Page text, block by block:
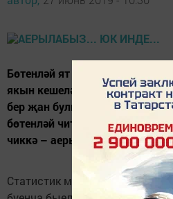
Бөтенләй ят ике йөрәкнең бер
якын кешеләргә әверелүе үзе
бер җан булып, бер-беренә
бөтенләй чит-ятларга
чиккә – аерылышуга барып
Статистик мәгълүматларга